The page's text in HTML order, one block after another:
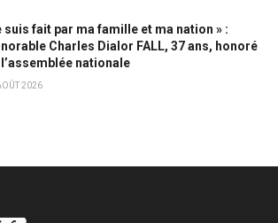
suis fait par ma famille et ma nation » :
Charles Dialor FALL, 37 ans, honoré
nationale
2026